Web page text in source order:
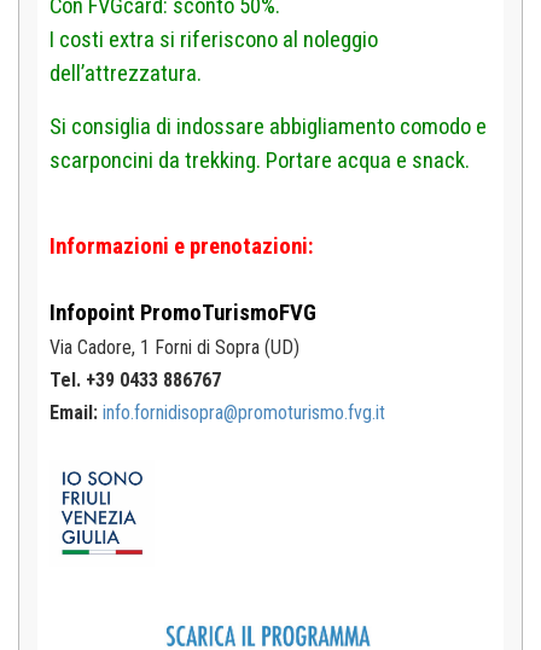
Con FVGcard: sconto 50%.
I costi extra si riferiscono al noleggio
dell’attrezzatura.
Si consiglia di indossare abbigliamento comodo e
scarponcini da trekking. Portare acqua e snack.
Informazioni e prenotazioni:
Infopoint PromoTurismoFVG
Via Cadore, 1 Forni di Sopra (UD)
Tel. +39 0433 886767
Email: info.fornidisopra@promoturismo.fvg.it